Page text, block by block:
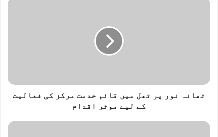
ت
پ
ل
تھانہ نور پر تھل میں قائم خدمت مرکز کی فعالیت
کے لیے موثر اقدام
پ